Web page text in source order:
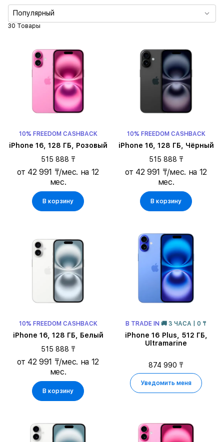
Основная камера
Тип SIM карты
30 Товары
Популярный
10% FREEDOM CASHBACK
iPhone 16, 128 ГБ, Розовый
515 888 ₸
от 42 991 ₸/мес. на 12
мес.
В корзину
10% FREEDOM CASHBACK
iPhone 16, 128 ГБ, Чёрный
515 888 ₸
от 42 991 ₸/мес. на 12
мес.
В корзину
10% FREEDOM CASHBACK
iPhone 16, 128 ГБ, Белый
515 888 ₸
от 42 991 ₸/мес. на 12
мес.
В корзину
В TRADE IN 🚚 3 ЧАСА | 0 ₸
iPhone 16 Plus, 512 ГБ,
Ultramarine
874 990 ₸
Уведомить меня